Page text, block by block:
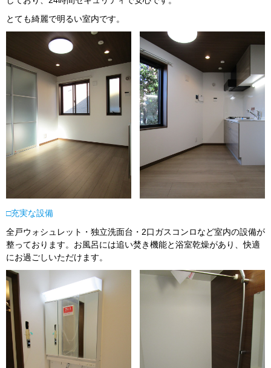
とても綺麗で明るい室内です。
□充実な設備
全戸ウォシュレット・独立洗面台・2口ガスコンロなど室内の設備が
整っております。お風呂には追い焚き機能と浴室乾燥があり、快適
にお過ごしいただけます。